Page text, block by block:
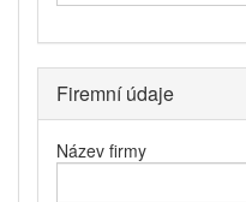
Firemní údaje
Název firmy